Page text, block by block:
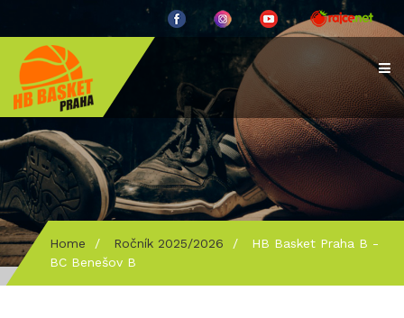
Home / Ročník 2025/2026 /
HB Basket Praha B -
BC Benešov B